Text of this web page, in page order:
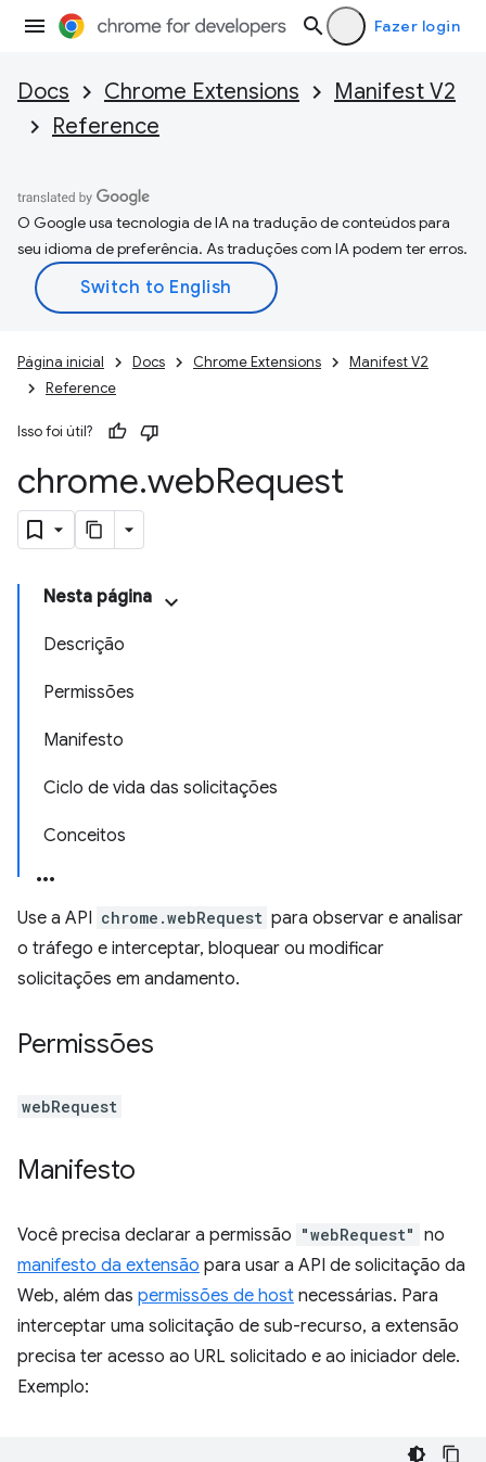
Fazer login
Docs Chrome Extensions
Manifest V2
Reference
O Google usa tecnologia de IA na tradução de conteúdos para
seu idioma de preferência. As traduções com IA podem ter erros.
Página inicial Docs Chrome Extensions
Manifest V2
Reference
Isso foi útil?
chrome.webRequest
Nesta página
Descrição
Permissões
Manifesto
Ciclo de vida das solicitações
Conceitos
Use a API chrome.webRequest para observar e analisar
o tráfego e interceptar, bloquear ou modificar
solicitações em andamento.
Permissões
webRequest
Manifesto
Você precisa declarar a permissão "webRequest" no
manifesto da extensão para usar a API de solicitação da
Web, além das permissões de host necessárias. Para
interceptar uma solicitação de sub-recurso, a extensão
precisa ter acesso ao URL solicitado e ao iniciador dele.
Exemplo: